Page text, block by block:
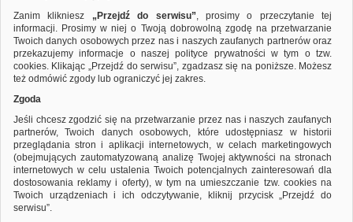
Prezentacja Flipcharty
Flipchart na
ramionami
Porównaj produkt: Flipchart na trójnogu FRANKEN,
Zanim klikniesz „Przejdź do serwisu”, prosimy o przeczytanie tej
informacji. Prosimy w niej o Twoją dobrowolną zgodę na przetwarzanie
Twoich danych osobowych przez nas i naszych zaufanych partnerów oraz
przekazujemy informacje o naszej polityce prywatności w tym o tzw.
cookies. Klikając „Przejdź do serwisu”, zgadzasz się na poniższe. Możesz
też odmówić zgody lub ograniczyć jej zakres.
Zgoda
Jeśli chcesz zgodzić się na przetwarzanie przez nas i naszych zaufanych
partnerów, Twoich danych osobowych, które udostępniasz w historii
przeglądania stron i aplikacji internetowych, w celach marketingowych
(obejmujących zautomatyzowaną analizę Twojej aktywności na stronach
internetowych w celu ustalenia Twoich potencjalnych zainteresowań dla
dostosowania reklamy i oferty), w tym na umieszczanie tzw. cookies na
Twoich urządzeniach i ich odczytywanie, kliknij przycisk „Przejdź do
serwisu”.